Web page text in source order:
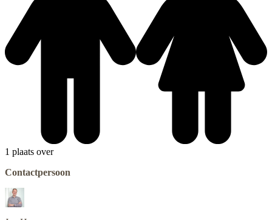
1 plaats over
Contactpersoon